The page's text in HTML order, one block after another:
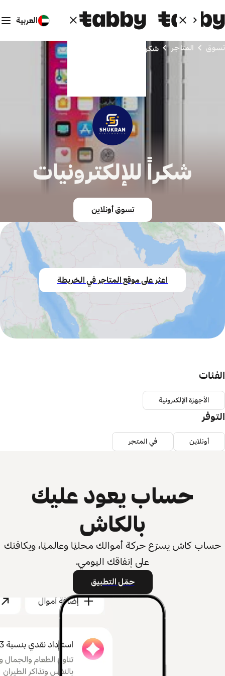
العربية
تسوق المتاجر شكراً للإلكترونيات
شكراً للإلكترونيات
تسوق أونلاين
اعثر على موقع المتاجر في الخريطة
الفئات
الأجهزة الإلكترونية
التوفر
أونلاين في المتجر
حساب يعود عليك
بالكاش
حساب كاش يسرّع حركة أموالك محليًا وعالميًا، ويكافئك
على إنفاقك اليومي.
حمّل التطبيق